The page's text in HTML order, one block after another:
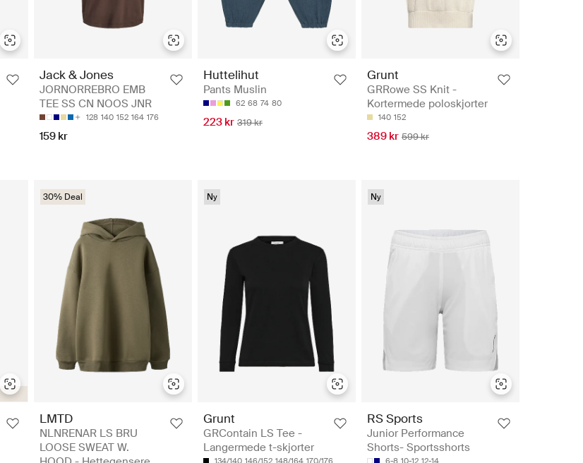
Jack & Jones
JORNORREBRO EMB
TEE SS CN NOOS JNR
128 140 152 164 176
159 kr
Huttelihut
Pants Muslin
62 68 74 80
223 kr 319 kr
Grunt
GRRowe SS Knit -
Kortermede poloskjorter
140 152
389 kr 599 kr
30% Deal
LMTD
NLNRENAR LS BRU
LOOSE SWEAT W.
Ny
Grunt
GRContain LS Tee -
Langermede t-skjorter
134/140 146/152 148/164 170/176
Ny
RS Sports
Junior Performance
Shorts- Sportsshorts
6-8 10-12 12-14